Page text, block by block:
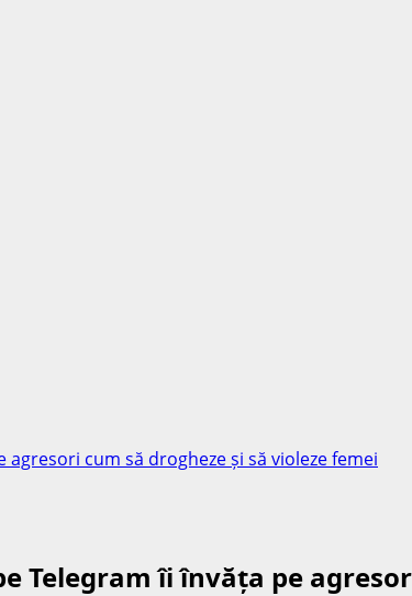
cum să drogheze și să violeze femei
Telegram îi învăța pe